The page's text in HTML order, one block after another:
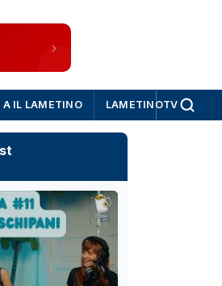
A IL LAMETINO LAMETINOTV